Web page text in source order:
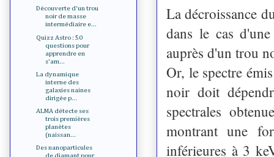
La décroissance
dans le cas
auprès d'un trou
Or, le spectre
noir doit
spectrales
montrant une
inférieures à 3
Découverte d'un trou
noir de masse
intermédiaire e...
Quizz Astro : 50
questions pour
apprendre en
s'am...
La dynamique
interne des
galaxies naines
dirigée p...
ALMA détecte ses
trois premières
planètes
(naissan...
Des nanoparticules